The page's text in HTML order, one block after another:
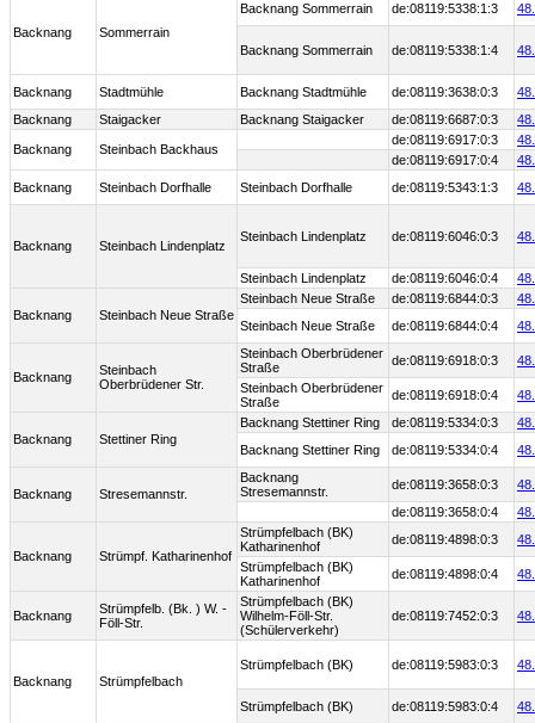
Backnang Sommerrain
Backnang Sommerrain de:08119:5338:1:3
Backnang Sommerrain de:08119:5338:1:4
Backnang Stadtmühle Backnang Stadtmühle de:08119:3638:0:3
Backnang
Staigacker Backnang Staigacker de:08119:6687:0:3
Backnang Steinbach Backhaus
de:08119:6917:0:3
de:08119:6917:0:4
Backnang
Steinbach Dorfhalle Steinbach Dorfhalle de:08119:5343:1:3
Backnang Steinbach Lindenplatz
Steinbach Lindenplatz de:08119:6046:0:3
Steinbach Lindenplatz de:08119:6046:0:4
Backnang Steinbach Neue Straße
Steinbach Neue Straße de:08119:6844:0:3
Steinbach Neue Straße
de:08119:6844:0:4
Backnang
Steinbach
Oberbrüdener Str.
Steinbach Oberbrüdener
Straße
de:08119:6918:0:3
Steinbach Oberbrüdener
Straße
de:08119:6918:0:4
Backnang Stettiner Ring
Backnang Stettiner Ring de:08119:5334:0:3
Backnang Stettiner Ring
de:08119:5334:0:4
Backnang Stresemannstr.
Backnang
Stresemannstr.
de:08119:3658:0:3
de:08119:3658:0:4
Backnang Strümpf. Katharinenhof
Strümpfelbach (BK)
Katharinenhof
de:08119:4898:0:3
Strümpfelbach (BK)
Katharinenhof
de:08119:4898:0:4
Backnang
Strümpfelb. (Bk. ) W. -
Föll-Str.
Strümpfelbach (BK)
Wilhelm-Föll-Str.
(Schülerverkehr)
de:08119:7452:0:3
Backnang Strümpfelbach
Strümpfelbach (BK) de:08119:5983:0:3
Strümpfelbach (BK) de:08119:5983:0:4